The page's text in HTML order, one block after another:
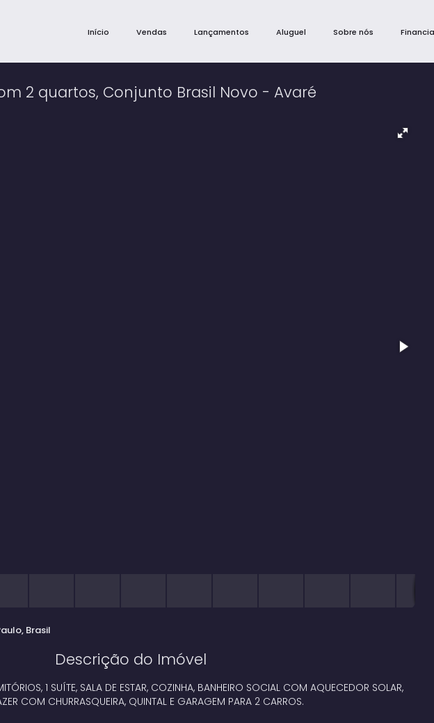
Sobre nós
Aluguel
Lançamentos
Vendas
Início
2 quartos, Conjunto Brasil Novo - Avaré
Brasil
Descrição do Imóvel
1 SUÍTE, SALA DE ESTAR, COZINHA, BANHEIRO SOCIAL COM AQUECEDOR SOLAR,
COM CHURRASQUEIRA, QUINTAL E GARAGEM PARA 2 CARROS.